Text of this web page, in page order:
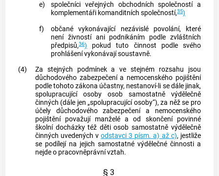
e)
společníci veřejných obchodních společností a
komplementáři komanditních společností,35)
f)
občané vykonávající nezávislé povolání, které
není živnostíani podnikáním podle zvláštních
předpisů,36) pokud tuto činnost podle svého
prohlášení vykonávají soustavně.
(4)
Za stejných podmínek a ve stejném rozsahu jsou
důchodového zabezpečení a nemocenského pojištění
podle tohoto zákona účastny, nestanoví-li se dále jinak,
spolupracující osoby osob samostatně výdělečně
činných (dále jen „spolupracující osoby“), za něž se pro
účely důchodového zabezpečení a nemocenského
pojištění považují manželé a od skončení povinné
školní docházky též děti osob samostatně výdělečně
činných uvedených vodstavci 3 písm. a) až c), jestliže
se podílejí na jejich samostatné výdělečné činnosti a
nejde o pracovněprávní vztah.
§ 3